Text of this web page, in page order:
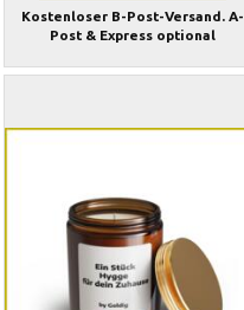
Kostenloser B-Post-Versand. A-
Post & Express optional